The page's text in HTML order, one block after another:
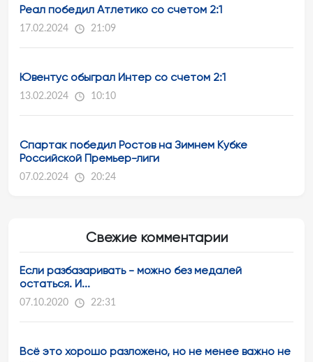
Реал победил Атлетико со счетом 2:1
17.02.2024 21:09
Ювентус обыграл Интер со счетом 2:1
13.02.2024 10:10
Спартак победил Ростов на Зимнем Кубке
Российской Премьер-лиги
07.02.2024 20:24
Свежие комментарии
Если разбазаривать - можно без медалей
остаться. И...
07.10.2020 22:31
Всё это хорошо разложено, но не менее важно не